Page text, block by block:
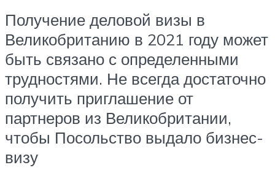
Получение деловой визы в
Великобританию в 2021 году может
быть связано с определенными
трудностями. Не всегда достаточно
получить приглашение от
партнеров из Великобритании,
чтобы Посольство выдало бизнес-
визу